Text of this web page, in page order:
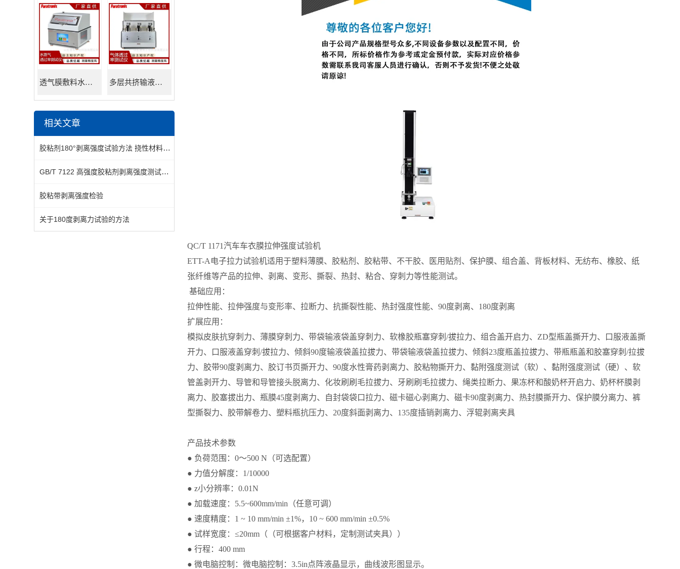
透气膜敷料水蒸透过率测试仪 多层共挤输液用膜氮气透过率测试仪
相关文章
胶粘剂180°剥离强度试验方法 挠性材料对刚性材料
GB/T 7122 高强度胶粘剂剥离强度测试仪推荐
胶粘带剥离强度检验
关于180度剥离力试验的方法
QC/T 1171汽车车衣膜拉伸强度试验机
ETT-A电子拉力试验机适用于塑料薄膜、胶粘剂、胶粘带、不干胶、医用贴剂、保护膜、组合盖、背板材料、无纺布、橡胶、纸
张纤维等产品的拉伸、剥离、变形、撕裂、热封、粘合、穿刺力等性能测试。
基础应用：
拉伸性能、拉伸强度与变形率、拉断力、抗撕裂性能、热封强度性能、90度剥离、180度剥离
扩展应用：
模拟皮肤抗穿刺力、薄膜穿刺力、带袋输液袋盖穿刺力、软橡胶瓶塞穿刺/拔拉力、组合盖开启力、ZD型瓶盖撕开力、口服液盖撕
开力、口服液盖穿刺/拔拉力、倾斜90度输液袋盖拉拔力、带袋输液袋盖拉拔力、倾斜23度瓶盖拉拔力、带瓶瓶盖和胶塞穿刺/拉拔
力、胶带90度剥离力、胶订书页撕开力、90度水性膏药剥离力、胶粘物撕开力、黏附强度测试（软）、黏附强度测试（硬）、软
管盖剥开力、导管和导管接头脱离力、化妆刷刷毛拉拔力、牙刷刷毛拉拔力、绳类拉断力、果冻杯和酸奶杯开启力、奶杯杯膜剥
离力、胶塞拔出力、瓶膜45度剥离力、自封袋袋口拉力、磁卡磁心剥离力、磁卡90度剥离力、热封膜撕开力、保护膜分离力、裤
型撕裂力、胶带解卷力、塑料瓶抗压力、20度斜面剥离力、135度插销剥离力、浮辊剥离夹具
产品技术参数
● 负荷范围：0～500 N（可选配置）
● 力值分解度：1/10000
● z小分辨率：0.01N
● 加载速度：5.5~600mm/min（任意可调）
● 速度精度：1 ~ 10 mm/min ±1%，10 ~ 600 mm/min ±0.5%
● 试样宽度：≤20mm（（可根据客户材料，定制测试夹具））
● 行程：400 mm
● 微电脑控制：微电脑控制：3.5in点阵液晶显示，曲线波形图显示。